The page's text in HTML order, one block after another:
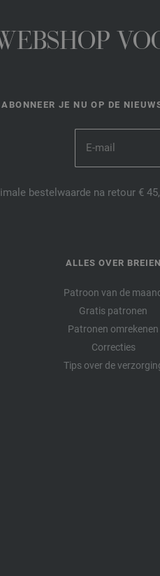
ABONNEER JE NU OP DE
bestelwaarde na retour €
ALLES OVER BREIEN
Patroon van de
Gratis patronen
Patronen omrekenen
Correcties
Tips over de